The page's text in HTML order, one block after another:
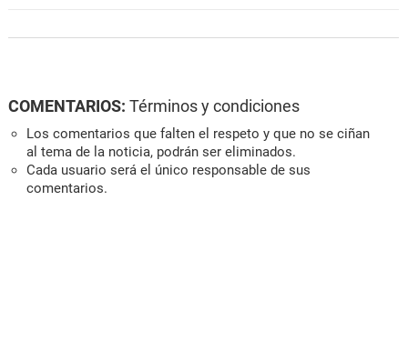
COMENTARIOS: Términos y condiciones
Los comentarios que falten el respeto y que no se ciñan
al tema de la noticia, podrán ser eliminados.
Cada usuario será el único responsable de sus
comentarios.